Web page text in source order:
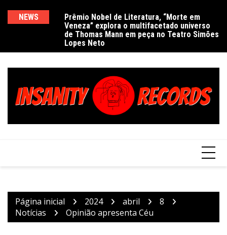
NEWS
Prêmio Nobel de Literatura, “Morte em
Veneza” explora o multifacetado universo
de Thomas Mann em peça no Teatro Simões
Lopes Neto
Página inicial 2024 abril
8
Notícias
Opinião apresenta Céu